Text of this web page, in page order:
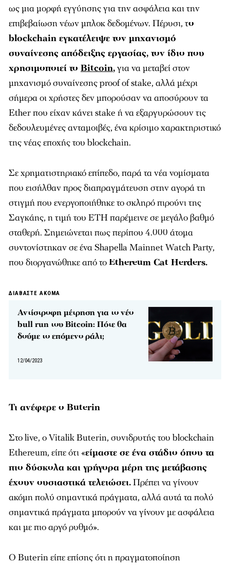
ως μια μορφή εγγύησης για την ασφάλεια και την
επιβεβαίωση νέων μπλοκ δεδομένων. Πέρυσι, το
blockchain εγκατέλειψε τον μηχανισμό
συναίνεσης απόδειξης εργασίας, τον ίδιο που
χρησιμοποιεί το Bitcoin,για να μεταβεί στον
μηχανισμό συναίνεσης proof of stake, αλλά μέχρι
σήμερα οι χρήστες δεν μπορούσαν να αποσύρουν τα
Ether που είχαν κάνει stake ή να εξαργυρώσουν τις
δεδουλευμένες ανταμοιβές, ένα κρίσιμο χαρακτηριστικό
της νέας εποχής του blockchain.
Σε χρηματιστηριακό επίπεδο, παρά τα νέα νομίσματα
που εισήλθαν προς διαπραγμάτευση στην αγορά τη
στιγμή που ενεργοποιήθηκε το σκληρό πιρούνι της
Σαγκάης, η τιμή του ETH παρέμεινε σε μεγάλο βαθμό
σταθερή. Σημειώνεται πως περίπου 4.000 άτομα
συντονίστηκαν σε ένα Shapella Mainnet Watch Party,
που διοργανώθηκε από τοEthereum Cat Herders.
ΔΙΑΒΑΣΤΕ ΑΚΟΜΑ
Αντίστροφη μέτρηση για το νέο
bull run του Bitcoin: Πότε θα
δούμε το επόμενο ράλι;
12/04/2023
Τι ανέφερε ο Buterin
Στο live, ο Vitalik Buterin, συνιδρυτής του blockchain
Ethereum, είπε ότι «είμαστε σε ένα στάδιο όπου τα
πιο δύσκολα και γρήγορα μέρη της μετάβασης
έχουν ουσιαστικά τελειώσει.Πρέπει να γίνουν
ακόμη πολύ σημαντικά πράγματα, αλλά αυτά τα πολύ
σημαντικά πράγματα μπορούν να γίνουν με ασφάλεια
και με πιο αργό ρυθμό».
Ο Buterin είπε επίσης ότι η πραγματοποίηση